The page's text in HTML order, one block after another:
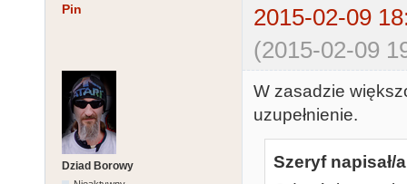
Pin
2015-02-09
(2015-02-09
Dziad Borowy
W zasadzie
uzupełnienie.
Szeryf napisał/